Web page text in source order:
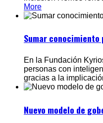
More
Sumar conocimiento
En la Fundación
personas con
gracias a la
Nuevo modelo de